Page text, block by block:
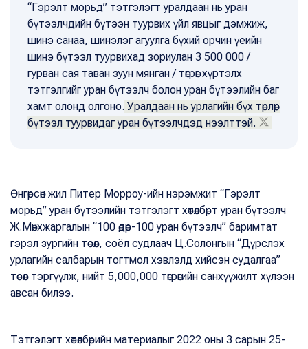
“Гэрэлт морьд” тэтгэлэгт уралдаан нь уран
бүтээлчдийн бүтээн туурвих үйл явцыг дэмжиж,
шинэ санаа, шинэлэг агуулга бүхий орчин үеийн
шинэ бүтээл туурвихад зориулан 3 500 000 /
гурван сая таван зуун мянган / төгрөг хүртэлх
тэтгэлгийг уран бүтээлч болон уран бүтээлийн баг
хамт олонд олгоно. Уралдаан нь урлагийн бүх төрлөөр
бүтээл туурвидаг уран бүтээлчдэд нээлттэй.
Өнгөрсөн жил Питер Морроу-ийн нэрэмжит “Гэрэлт
морьд” уран бүтээлийн тэтгэлэгт хөтөлбөрт уран бүтээлч
Ж.Мөнхжаргалын “100 өдөр-100 уран бүтээлч” баримтат
гэрэл зургийн төсөл, соёл судлаач Ц.Солонгын “Дүрслэх
урлагийн салбарын тогтмол хэвлэлд хийсэн судалгаа”
төсөл тэргүүлж, нийт 5,000,000 төгрөгийн санхүүжилт хүлээн
авсан билээ.
Тэтгэлэгт хөтөлбөрийн материалыг 2022 оны 3 сарын 25-